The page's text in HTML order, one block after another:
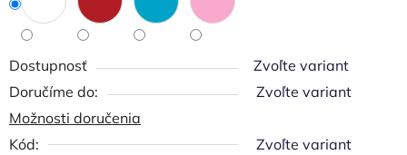
Dostupnosť
Zvoľte variant
Zvoľte variant
Možnosti doručenia
Kód:
Zvoľte variant